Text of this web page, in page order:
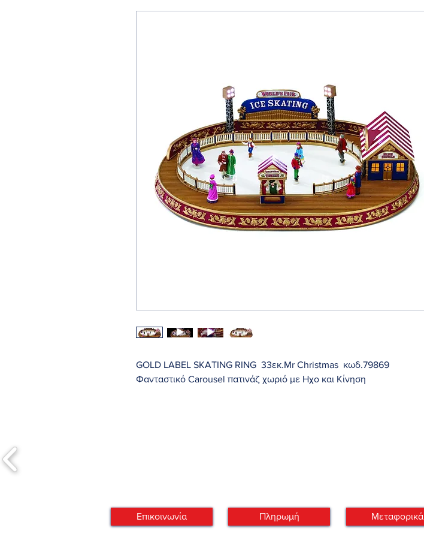
GOLD LABEL SKATING RING 33εκ.Mr Christmas κωδ.79869
Φανταστικό Carousel πατινάζ χωριό με Ηχο και Κίνηση
13" wide.
Επικοινωνία Πληρωμή Μεταφορικά